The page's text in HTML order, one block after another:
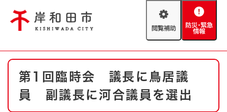
閲
助
防
緊
情
報
やさしい日本語
防災・緊急情報 救急・消防
ハザードマップ AED設置箇所
本
第1回臨時会 議長に鳥居議
員 副議長に河合議員を選出